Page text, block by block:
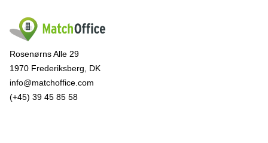
Rosenørns Alle 29
1970 Frederiksberg, DK
info@matchoffice.com
(+45) 39 45 85 58